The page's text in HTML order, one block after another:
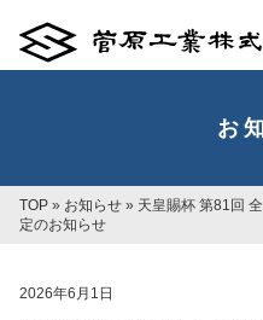
お
TOP » お知らせ » 天皇賜杯 第81回
定のお知らせ
2026年6月1日